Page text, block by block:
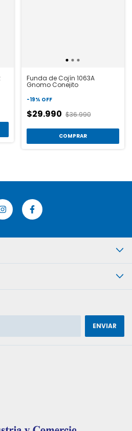
Funda de Cojín 1063A
Gnomo Conejito
-19% OFF
$29.990 $36.990
COMPRAR